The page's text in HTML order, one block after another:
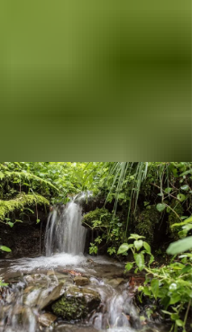
wird. Die Qualität muss
Anforderungen der Mineral-
gerecht
sind die gesetzlichen
an die Förderung, das
den Verkauf von Quellwasser
Unterschied zum